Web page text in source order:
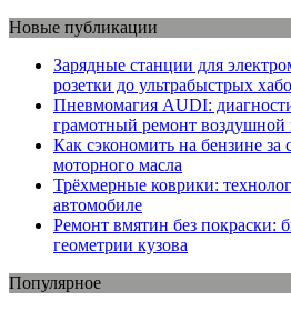
Новые публикации
Зарядные станции для
розетки до ультрабыстрых
Пневмомагия AUDI:
грамотный ремонт воздушной
Как сэкономить на бензине за
моторного масла
Трёхмерные коврики:
автомобиле
Ремонт вмятин без покраски:
геометрии кузова
Популярное